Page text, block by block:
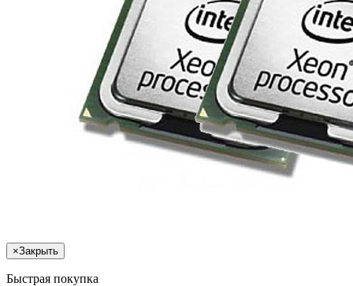
×Закрыть
Быстрая покупка